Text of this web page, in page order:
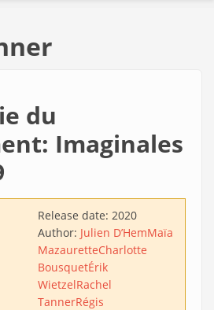
du
Imaginales
Release date: 2020
Author: Julien D’HemMaïa
MazauretteCharlotte
BousquetÉrik
WietzelRachel
TannerRégis